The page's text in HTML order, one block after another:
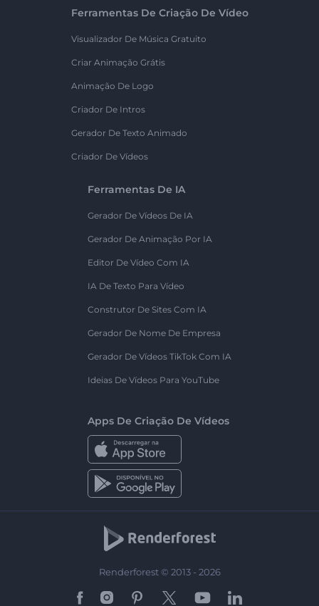
Ferramentas De Criação De Vídeo
Visualizador De Música Gratuito
Criar Animação Grátis
Animação De Logo
Criador De Intros
Gerador De Texto Animado
Criador De Vídeos
Ferramentas De IA
Gerador De Vídeos De IA
Gerador De Animação Por IA
Editor De Vídeo Com IA
IA De Texto Para Vídeo
Construtor De Sites Com IA
Gerador De Nome De Empresa
Gerador De Vídeos TikTok Com IA
Ideias De Vídeos Para YouTube
Apps De Criação De Vídeos
Renderforest © 2013 - 2026